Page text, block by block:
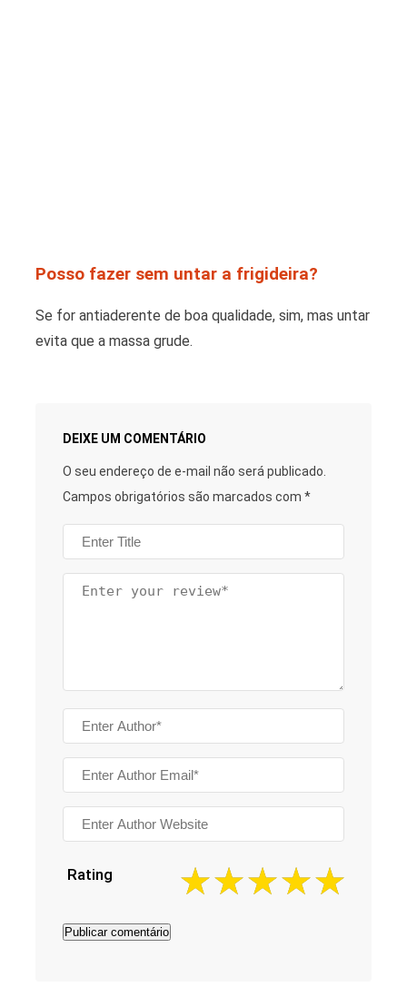
Posso fazer sem untar a frigideira?
Se for antiaderente de boa qualidade, sim, mas untar
evita que a massa grude.
DEIXE UM COMENTÁRIO
O seu endereço de e-mail não será publicado.
Campos obrigatórios são marcados com *
Rating